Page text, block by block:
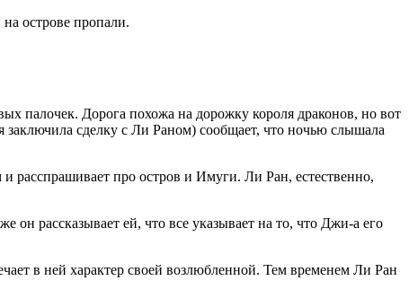
острове пропали.
палочек. Дорога похожа на дорожку короля драконов, но вот
заключила сделку с Ли Раном) сообщает, что ночью слышала
расспрашивает про остров и Имуги. Ли Ран, естественно,
он рассказывает ей, что все указывает на то, что Джи-а его
в ней характер своей возлюбленной. Тем временем Ли Ран